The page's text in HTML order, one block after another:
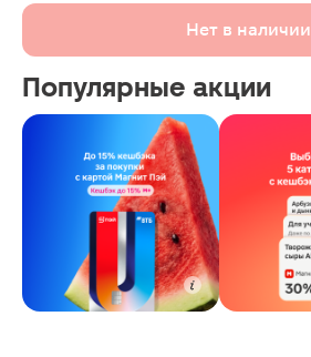
Нет в наличии
Популярные акции